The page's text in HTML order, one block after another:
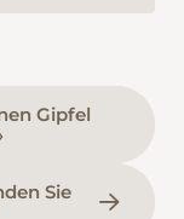
Gipfel
Sie